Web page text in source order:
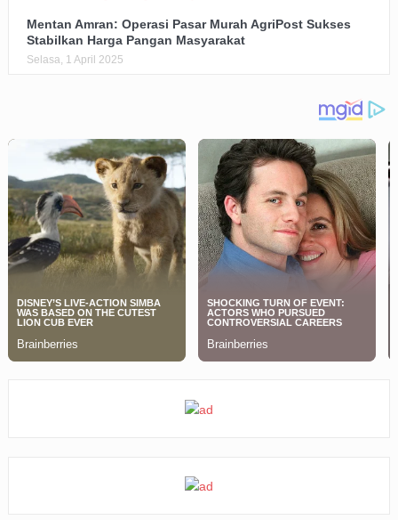
Mentan Amran: Operasi Pasar Murah AgriPost Sukses
Stabilkan Harga Pangan Masyarakat
Selasa, 1 April 2025